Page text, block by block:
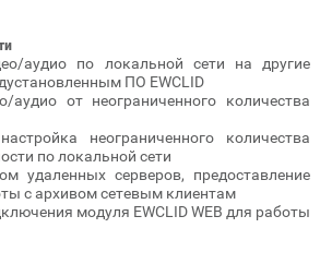
аудио по локальной сети на другие
ПО EWCLID
аудио от неограниченного количества
неограниченного количества
по локальной сети
удаленных серверов, предоставление
с архивом сетевым клиентам
модуля EWCLID WEB для работы